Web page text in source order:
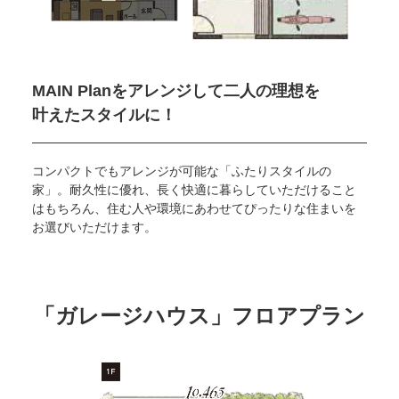
MAIN Planをアレンジして二人の理想を
叶えたスタイルに！
コンパクトでもアレンジが可能な「ふたりスタイルの
家」。耐久性に優れ、長く快適に暮らしていただけること
はもちろん、住む人や環境にあわせてぴったりな住まいを
お選びいただけます。
「ガレージハウス」 フロアプラン